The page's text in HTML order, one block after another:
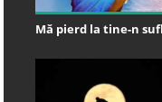
Mă pierd la tine-n